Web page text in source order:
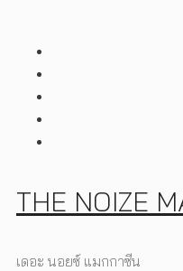
THE NOIZE
เดอะ นอยซ์ แมกกาซีน